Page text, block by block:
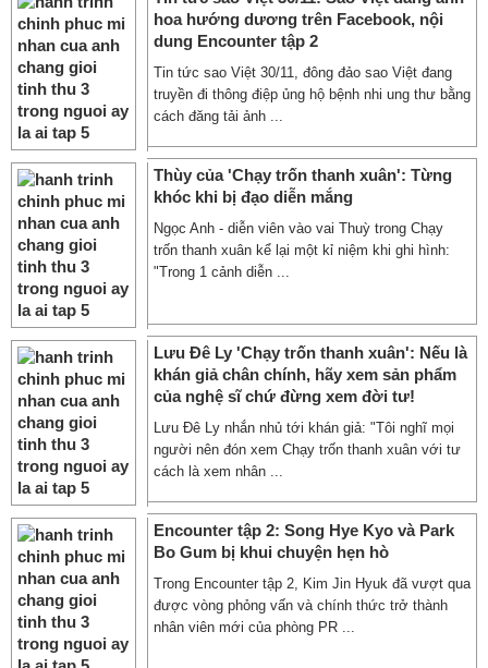
hoa hướng dương trên Facebook, nội
dung Encounter tập 2
Tin tức sao Việt 30/11, đông đảo sao Việt đang
truyền đi thông điệp ủng hộ bệnh nhi ung thư bằng
cách đăng tải ảnh ...
Thùy của 'Chạy trốn thanh xuân': Từng
khóc khi bị đạo diễn mắng
Ngọc Anh - diễn viên vào vai Thuỳ trong Chạy
trốn thanh xuân kể lại một kỉ niệm khi ghi hình:
"Trong 1 cảnh diễn ...
Lưu Đê Ly 'Chạy trốn thanh xuân': Nếu là
khán giả chân chính, hãy xem sản phẩm
của nghệ sĩ chứ đừng xem đời tư!
Lưu Đê Ly nhắn nhủ tới khán giả: "Tôi nghĩ mọi
người nên đón xem Chạy trốn thanh xuân với tư
cách là xem nhân ...
Encounter tập 2: Song Hye Kyo và Park
Bo Gum bị khui chuyện hẹn hò
Trong Encounter tập 2, Kim Jin Hyuk đã vượt qua
được vòng phỏng vấn và chính thức trở thành
nhân viên mới của phòng PR ...